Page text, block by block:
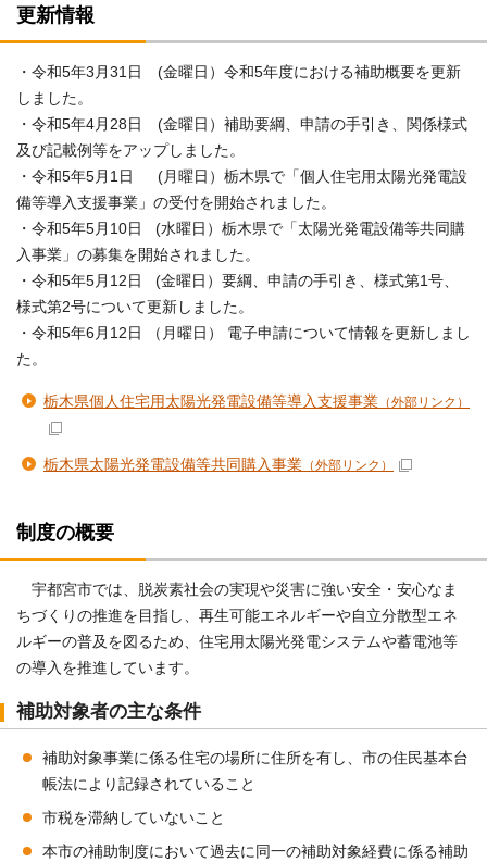
更新情報
・令和5年3月31日 (金曜日）令和5年度における補助概要を更新
しました。
・令和5年4月28日 (金曜日）補助要綱、申請の手引き、関係様式
及び記載例等をアップしました。
・令和5年5月1日 (月曜日）栃木県で「個人住宅用太陽光発電設
備等導入支援事業」の受付を開始されました。
・令和5年5月10日 (水曜日）栃木県で「太陽光発電設備等共同購
入事業」の募集を開始されました。
・令和5年5月12日 (金曜日）要綱、申請の手引き、様式第1号、
様式第2号について更新しました。
・令和5年6月12日 （月曜日） 電子申請について情報を更新しまし
た。
栃木県個人住宅用太陽光発電設備等導入支援事業 （外部リンク）
栃木県太陽光発電設備等共同購入事業 （外部リンク）
制度の概要
宇都宮市では、脱炭素社会の実現や災害に強い安全・安心なま
ちづくりの推進を目指し、再生可能エネルギーや自立分散型エネ
ルギーの普及を図るため、住宅用太陽光発電システムや蓄電池等
の導入を推進しています。
補助対象者の主な条件
補助対象事業に係る住宅の場所に住所を有し、市の住民基本台
帳法により記録されていること
市税を滞納していないこと
本市の補助制度において過去に同一の補助対象経費に係る補助